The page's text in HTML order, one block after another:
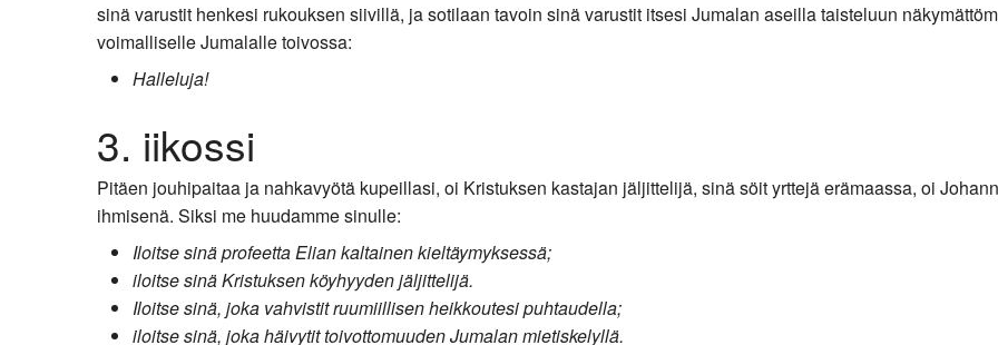
sinä varustit henkesi rukouksen siivillä, ja sotilaan tavoin sinä varustit itsesi Jumalan aseilla taisteluun
voimalliselle Jumalalle toivossa:
Halleluja!
3. iikossi
Pitäen jouhipaitaa ja nahkavyötä kupeillasi, oi Kristuksen kastajan jäljittelijä, sinä söit yrttejä erämaassa, oi
ihmisenä. Siksi me huudamme sinulle:
Iloitse sinä profeetta Elian kaltainen kieltäymyksessä;
iloitse sinä Kristuksen köyhyyden jäljittelijä.
Iloitse sinä, joka vahvistit ruumiillisen heikkoutesi puhtaudella;
iloitse sinä, joka häivytit toivottomuuden Jumalan mietiskelyllä.